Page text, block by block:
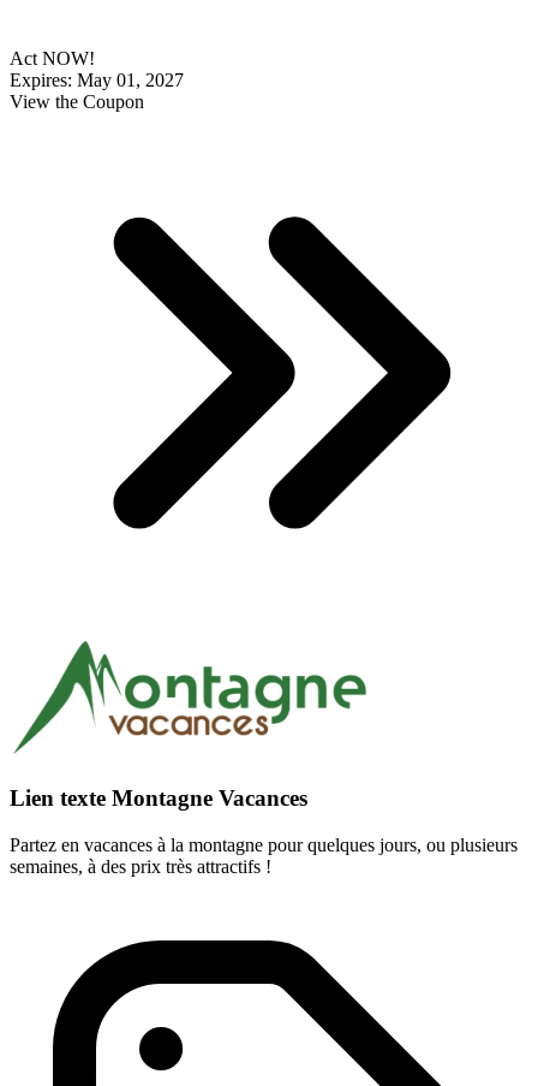
Act NOW!
Expires: May 01, 2027
View the Coupon
Lien texte Montagne Vacances
Partez en vacances à la montagne pour quelques jours, ou plusieurs
semaines, à des prix très attractifs !